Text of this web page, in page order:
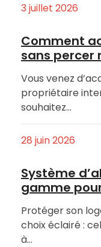
3 juillet 2026
Comment
sans percer
Vous venez
propriétaire
souhaitez…
28 juin 2026
Système
gamme
Protéger son
choix éclairé :
à…